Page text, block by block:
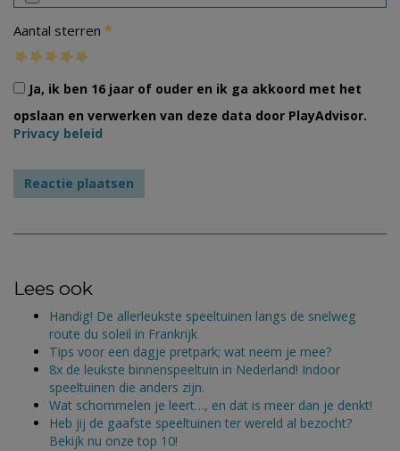
Aantal sterren *
Ja, ik ben 16 jaar of ouder en ik ga akkoord met het
opslaan en verwerken van deze data door PlayAdvisor.
Privacy beleid
Lees ook
Handig! De allerleukste speeltuinen langs de snelweg
route du soleil in Frankrijk
Tips voor een dagje pretpark; wat neem je mee?
8x de leukste binnenspeeltuin in Nederland! Indoor
speeltuinen die anders zijn.
Wat schommelen je leert…, en dat is meer dan je denkt!
Heb jij de gaafste speeltuinen ter wereld al bezocht?
Bekijk nu onze top 10!